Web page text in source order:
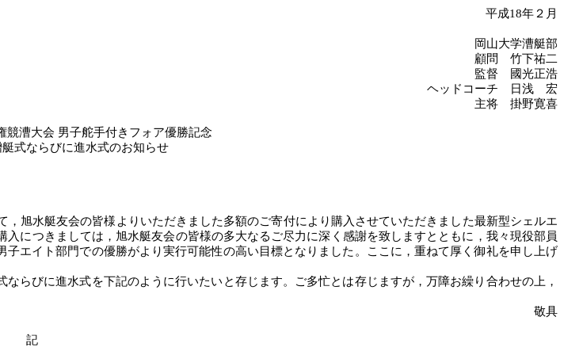
平成18年２月
岡山大学漕艇部
顧問 竹下祐二
監督 國光正浩
ヘッドコーチ 日浅 宏
主将 掛野寛喜
競漕大会 男子舵手付きフォア優勝記念
式ならびに進水式のお知らせ
，旭水艇友会の皆様よりいただきました多額のご寄付により購入させていただきました最新型シェルエ
につきましては，旭水艇友会の皆様の多大なるご尽力に深く感謝を致しますとともに，我々現役部員
子エイト部門での優勝がより実行可能性の高い目標となりました。
ここに，重ねて厚く御礼を申し上げ
らびに進水式を下記のように行いたいと存じます。ご多忙とは存じますが，万障お繰り合わせの上，
敬具
記